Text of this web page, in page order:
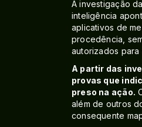
A investigação
inteligência
aplicativos de
procedência,
autorizados para
A partir das
provas que
preso na ação.
além de outros
consequente